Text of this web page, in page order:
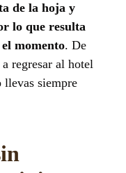
de la hoja y
lo que resulta
momento. De
a regresar al hotel
llevas siempre